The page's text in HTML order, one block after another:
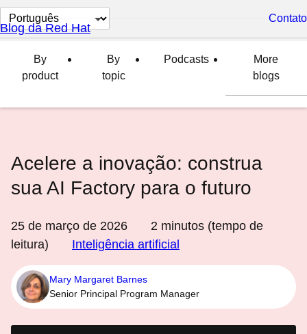
Selecionar
idioma
Contato
Blog da Red Hat
By
product
By
topic
Podcasts
More
blogs
Acelere a inovação: construa
sua AI Factory para o futuro
25 de março de 2026 2 minutos (tempo de
leitura)
Inteligência artificial
Mary Margaret Barnes
Senior Principal Program Manager